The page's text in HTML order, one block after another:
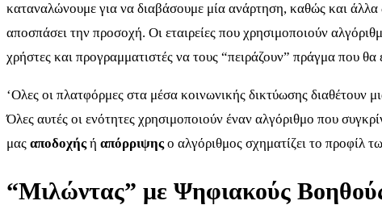
καταναλώνουμε για να διαβάσουμε μία ανάρτηση, καθώς και
αποσπάσει την προσοχή. Οι εταιρείες που χρησιμοποιούν
χρήστες και προγραμματιστές να τους “πειράζουν” πράγμα που
‘Ολες οι πλατφόρμες στα μέσα κοινωνικής δικτύωσης διαθέτουν
Όλες αυτές οι ενότητες χρησιμοποιούν έναν αλγόριθμο που
μας αποδοχήςή απόρριψηςο αλγόριθμος σχηματίζει το προφίλ
“Μιλώντας” με Ψηφιακούς